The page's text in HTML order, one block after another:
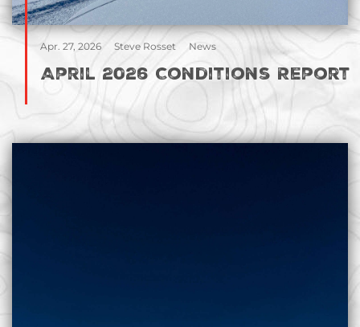
Apr. 27, 2026 Steve Rosset News
April 2026 Conditions Report